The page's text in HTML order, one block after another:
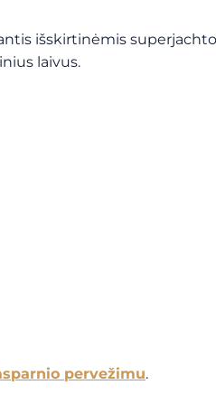
išskirtinėmis
laivus.
pervežimu.